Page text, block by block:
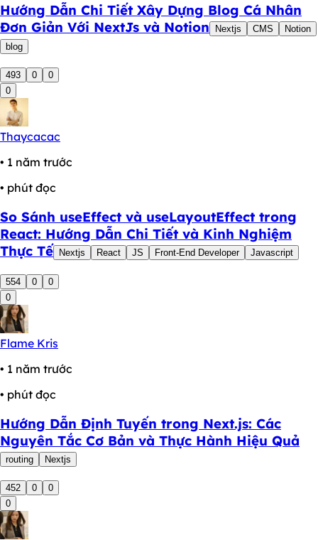
Hướng Dẫn Chi Tiết Xây Dựng Blog Cá Nhân
Đơn Giản Với NextJs và Notion
Nextjs CMS
Notion
blog
493 0
0
0
Thaycacac
• 1 năm trước
• phút đọc
So Sánh useEffect và useLayoutEffect trong
React: Hướng Dẫn Chi Tiết và Kinh Nghiệm
Thực Tế
Nextjs React JS Front-End Developer Javascript
554 0
0
0
Flame Kris
• 1 năm trước
• phút đọc
Hướng Dẫn Định Tuyến trong Next.js: Các
Nguyên Tắc Cơ Bản và Thực Hành Hiệu Quả
routing Nextjs
452 0
0
0